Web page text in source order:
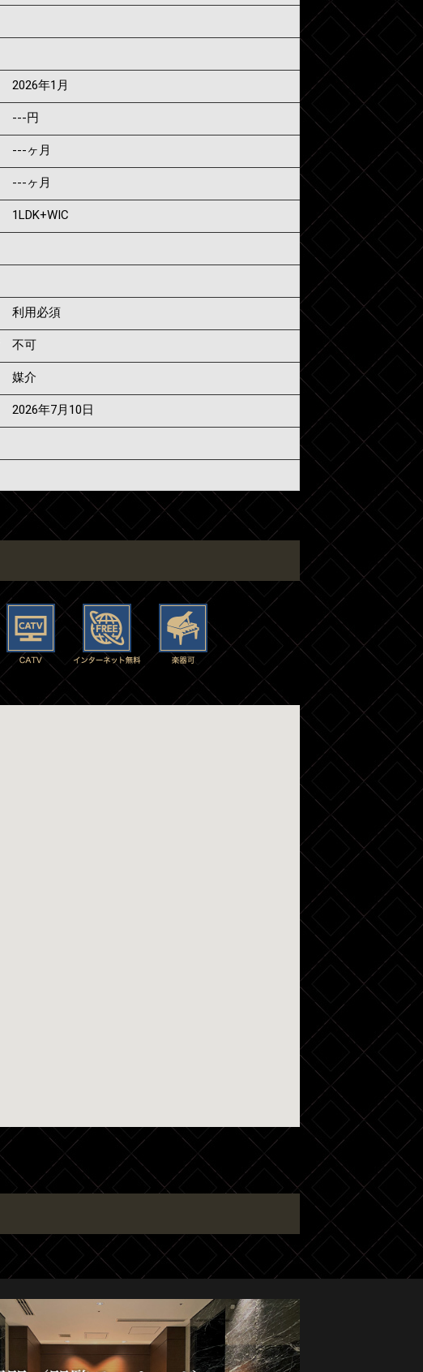
2026年1月
---円
---ヶ月
---ヶ月
1LDK+WIC
利用必須
不可
媒介
2026年7月10日